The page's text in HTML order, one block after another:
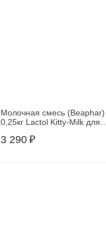
Молочная смесь (Beaphar)
0,25кг Lactol Kitty-Milk для
компоненты), 15248
3 290 ₽